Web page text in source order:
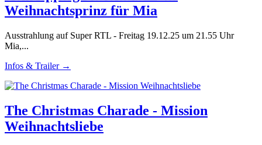
Weihnachtsprinz für Mia
Ausstrahlung auf Super RTL - Freitag 19.12.25 um 21.55 Uhr
Mia,...
Infos & Trailer →
The Christmas Charade - Mission
Weihnachtsliebe